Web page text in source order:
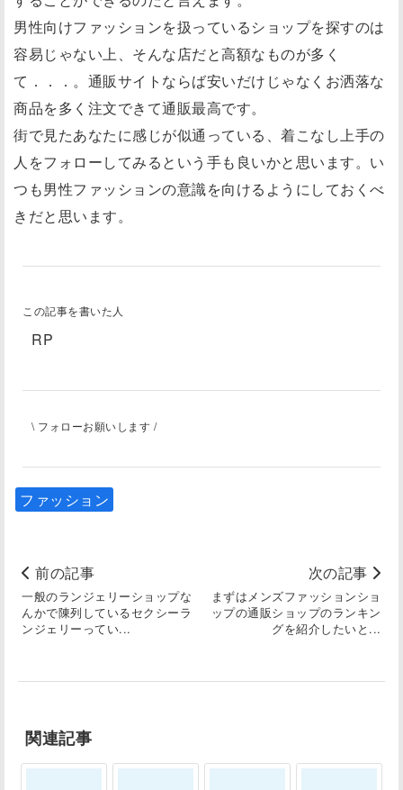
男性向けファッションを扱っているショップを探すのは
容易じゃない上、そんな店だと高額なものが多く
て．．．。通販サイトならば安いだけじゃなくお洒落な
商品を多く注文できて通販最高です。
街で見たあなたに感じが似通っている、着こなし上手の
人をフォローしてみるという手も良いかと思います。い
つも男性ファッションの意識を向けるようにしておくべ
きだと思います。
この記事を書いた人
RP
\ フォローお願いします /
ファッション
前の記事
一般のランジェリーショップな
んかで陳列しているセクシーラ
ンジェリーってい...
次の記事
まずはメンズファッションショ
ップの通販ショップのランキン
グを紹介したいと...
関連記事